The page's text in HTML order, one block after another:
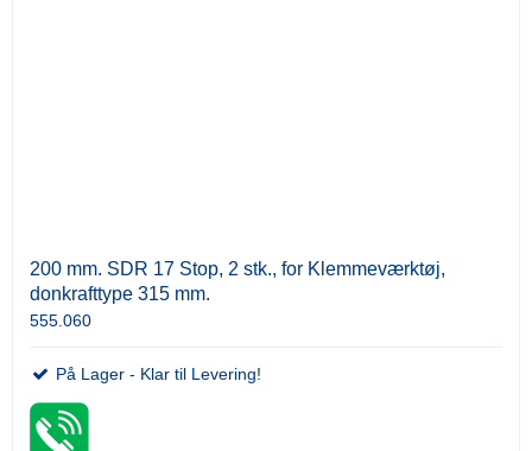
200 mm. SDR 17 Stop, 2 stk., for Klemmeværktøj,
donkrafttype 315 mm.
555.060
På Lager - Klar til Levering!